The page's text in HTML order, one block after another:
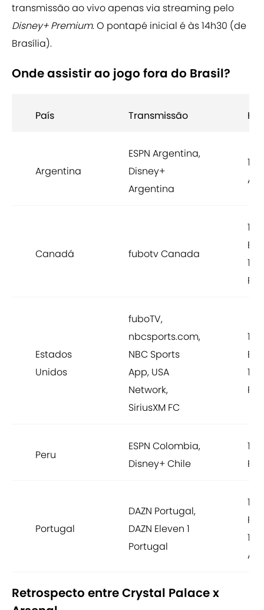
transmissão ao vivo apenas via streaming pelo
Disney+ Premium. O pontapé inicial é às 14h30 (de
Brasília).
Onde assistir ao jogo fora do Brasil?
País Transmissão
Argentina
ESPN Argentina,
Disney+
Argentina
ART
Canadá fubotv Canada
PST
Estados
Unidos
fuboTV,
nbcsports.com,
NBC Sports
App, USA
Network,
SiriusXM FC
PST
Peru
ESPN Colombia,
Disney+ Chile
PET
Portugal
DAZN Portugal,
DAZN Eleven 1
Portugal
Retrospecto entre Crystal Palace x